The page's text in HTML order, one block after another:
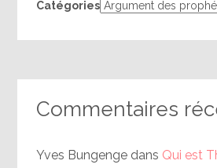
Catégories
Commentaires
Yves Bungengedans Qui est